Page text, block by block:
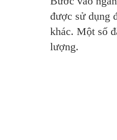
được sử dụng
khác. Một số
lượng.